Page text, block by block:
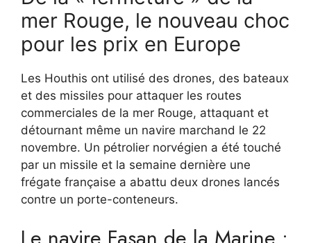
mer Rouge, le nouveau choc
pour les prix en Europe
Les Houthis ont utilisé des drones, des bateaux
et des missiles pour attaquer les routes
commerciales de la mer Rouge, attaquant et
détournant même un navire marchand le 22
novembre. Un pétrolier norvégien a été touché
par un missile et la semaine dernière une
frégate française a abattu deux drones lancés
contre un porte-conteneurs.